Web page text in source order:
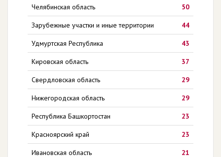
Челябинская область 50
Зарубежные участки и иные территории 44
Удмуртская Республика 43
Кировская область 37
Свердловская область 29
Нижегородская область 29
Республика Башкортостан 23
Красноярский край 23
Ивановская область 21